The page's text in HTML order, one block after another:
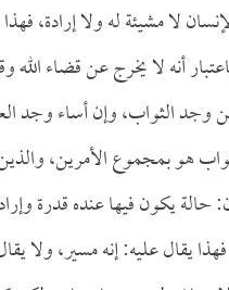
لا مشيئة له ولا إرادة،
أنه لا يخرج عن قضاء الله
وجد الثواب، وإن أساء وجد
8]، فالجواب هو بمجموع الأمرين،
حالة يكون فيها عنده قدرة
يقال عليه: إنه مسير، ولا